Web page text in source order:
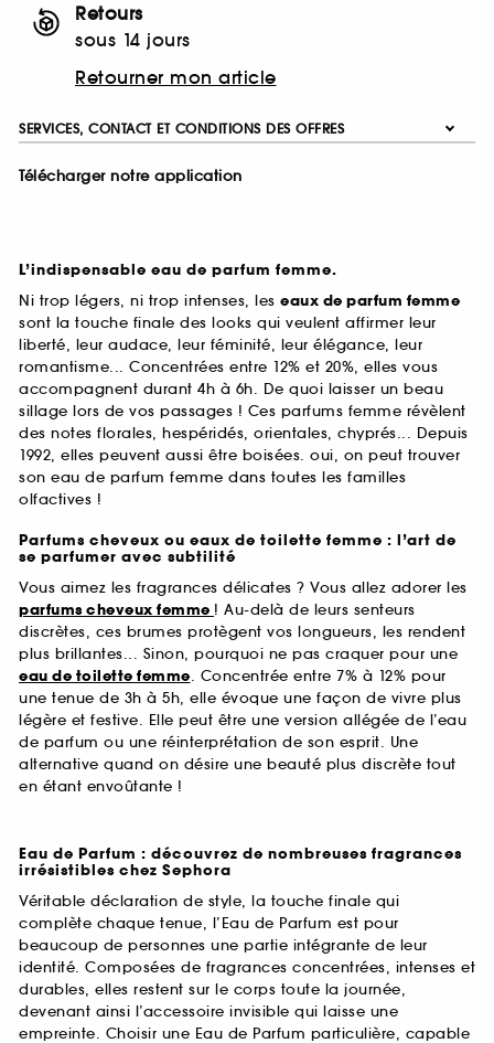
Retours
sous 14 jours
Retourner mon article
SERVICES, CONTACT ET CONDITIONS DES OFFRES
Télécharger notre application
L’indispensable eau de parfum femme.
Ni trop légers, ni trop intenses, les eaux de parfum femme
sont la touche finale des looks qui veulent affirmer leur
liberté, leur audace, leur féminité, leur élégance, leur
romantisme... Concentrées entre 12% et 20%, elles vous
accompagnent durant 4h à 6h. De quoi laisser un beau
sillage lors de vos passages ! Ces parfums femme révèlent
des notes florales, hespéridés, orientales, chyprés... Depuis
1992, elles peuvent aussi être boisées. oui, on peut trouver
son eau de parfum femme dans toutes les familles
olfactives !
Parfums cheveux ou eaux de toilette femme : l’art de
se parfumer avec subtilité
Vous aimez les fragrances délicates ? Vous allez adorer les
parfums cheveux femme ! Au-delà de leurs senteurs
discrètes, ces brumes protègent vos longueurs, les rendent
plus brillantes... Sinon, pourquoi ne pas craquer pour une
eau de toilette femme. Concentrée entre 7% à 12% pour
une tenue de 3h à 5h, elle évoque une façon de vivre plus
légère et festive. Elle peut être une version allégée de l’eau
de parfum ou une réinterprétation de son esprit. Une
alternative quand on désire une beauté plus discrète tout
en étant envoûtante !
Eau de Parfum : découvrez de nombreuses fragrances
irrésistibles chez Sephora
Véritable déclaration de style, la touche finale qui
complète chaque tenue, l’Eau de Parfum est pour
beaucoup de personnes une partie intégrante de leur
identité. Composées de fragrances concentrées, intenses et
durables, elles restent sur le corps toute la journée,
devenant ainsi l’accessoire invisible qui laisse une
empreinte. Choisir une Eau de Parfum particulière, capable